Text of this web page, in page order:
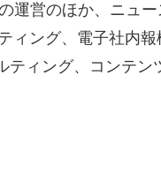
運営のほか、ニュー
ィング、電子社内報
ティング、コンテン